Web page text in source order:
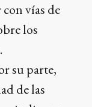
vías de
los
su parte,
de las